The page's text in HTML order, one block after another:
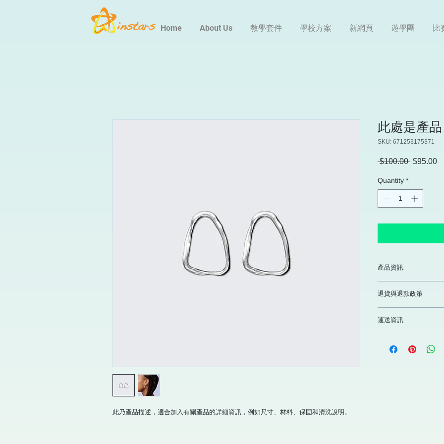
Home About Us 教學套件 學校方案 新網頁 遊學團 比
此乃產品描述，適合加入有關產品的詳細資訊，例如尺寸、材料、保固和清洗說明。
此處是產品
SKU: 671253175371
$100.00 Regular
$95.00
Quantity *
產品資訊
寸、材料、保固和清
品的獨特之處，以及
能在購買之前清楚了
退貨與退款政策
產品。撰寫政策時，
運送資訊
的資訊。撰寫政策時